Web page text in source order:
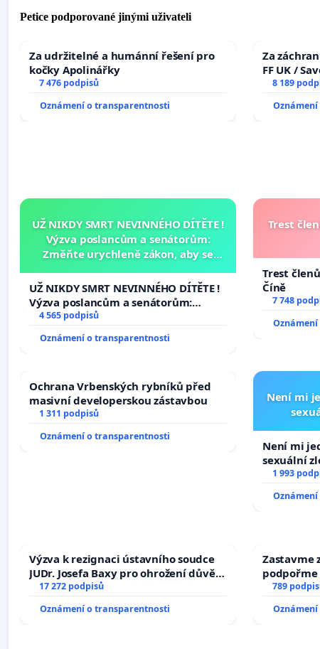
Petice podporované jinými uživateli
Za udržitelné a humánní řešení pro
kočky Apolinářky
7 476 podpisů
Oznámení o transparentnosti
Za
FF UK /
the
8 189
UŽ NIKDY SMRT NEVINNÉHO DÍTĚTE !
Výzva poslancům a senátorům:
Změňte urychleně zákon, aby se
opakovat!
UŽ NIKDY SMRT NEVINNÉHO DÍTĚTE !
Výzva poslancům a senátorům:
Změňte urychleně zákon, aby se
opakovat!
4 565 podpisů
Oznámení o transparentnosti
Trest
Trest
Číně
7 748
Ochrana Vrbenských rybníků před
masivní developerskou zástavbou
1 311 podpisů
Oznámení o transparentnosti
Není mi
Není mi
sexuální
1 993
Výzva k rezignaci ústavního soudce
JUDr. Josefa Baxy pro ohrožení důvěry
ve spravedlivý proces
17 272 podpisů
Oznámení o transparentnosti
Zastavme
789